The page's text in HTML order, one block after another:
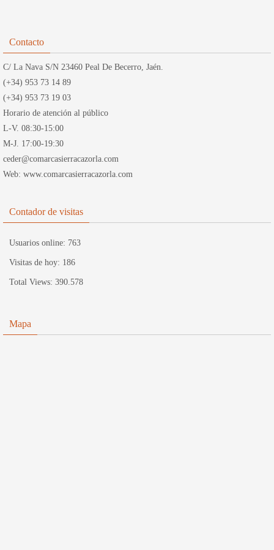
Contacto
C/ La Nava S/N 23460 Peal De Becerro, Jaén.
(+34) 953 73 14 89
(+34) 953 73 19 03
Horario de atención al público
L-V. 08:30-15:00
M-J. 17:00-19:30
ceder@comarcasierracazorla.com
Web: www.comarcasierracazorla.com
Contador de visitas
Usuarios online: 763
Visitas de hoy: 186
Total Views: 390.578
Mapa